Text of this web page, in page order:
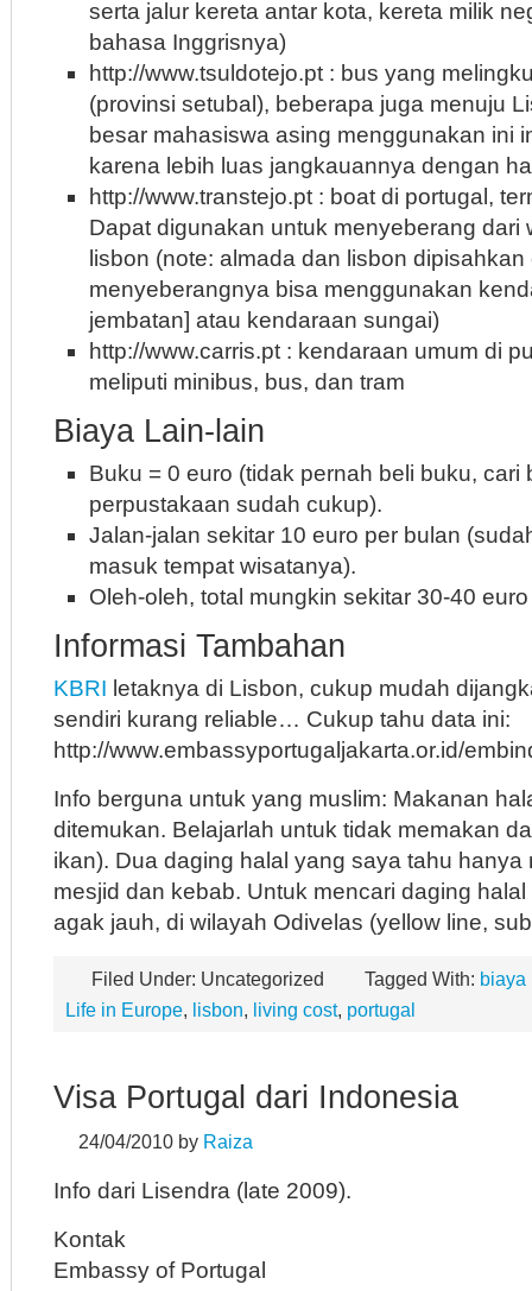
serta jalur kereta antar kota, kereta milik
bahasa Inggrisnya)
http://www.tsuldotejo.pt : bus yang
(provinsi setubal), beberapa juga menuju
besar mahasiswa asing menggunakan ini
karena lebih luas jangkauannya dengan
http://www.transtejo.pt : boat di portugal,
Dapat digunakan untuk menyeberang dari
lisbon (note: almada dan lisbon
menyeberangnya bisa menggunakan
jembatan] atau kendaraan sungai)
http://www.carris.pt : kendaraan umum di
meliputi minibus, bus, dan tram
Biaya Lain-lain
Buku = 0 euro (tidak pernah beli buku, cari
perpustakaan sudah cukup).
Jalan-jalan sekitar 10 euro per bulan
masuk tempat wisatanya).
Oleh-oleh, total mungkin sekitar 30-40
Informasi Tambahan
KBRI letaknya di Lisbon, cukup mudah
sendiri kurang reliable… Cukup tahu data ini:
http://www.embassyportugaljakarta.or.id/
Info berguna untuk yang muslim: Makanan
ditemukan. Belajarlah untuk tidak memakan
ikan). Dua daging halal yang saya tahu hanya
mesjid dan kebab. Untuk mencari daging
agak jauh, di wilayah Odivelas (yellow line,
Filed Under: Uncategorized Tagged With: biaya
Life in Europe, lisbon, living cost, portugal
Visa Portugal dari Indonesia
24/04/2010 by Raiza
Info dari Lisendra (late 2009).
Kontak
Embassy of Portugal